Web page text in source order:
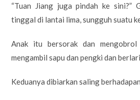
“Tuan Jiang juga pindah ke sini?”
tinggal di lantai lima, sungguh suatu
Anak itu bersorak dan
mengambil sapu dan pengki dan
Keduanya dibiarkan saling